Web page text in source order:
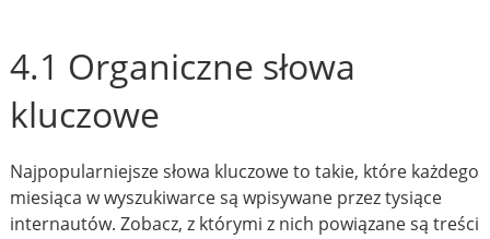
4.1 Organiczne słowa
kluczowe
Najpopularniejsze słowa kluczowe to takie, które każdego
miesiąca w wyszukiwarce są wpisywane przez tysiące
internautów. Zobacz, z którymi z nich powiązane są treści